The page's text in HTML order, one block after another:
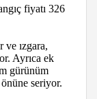
fiyatı 326
ızgara,
Ayrıca ek
gürünüm
seriyor.